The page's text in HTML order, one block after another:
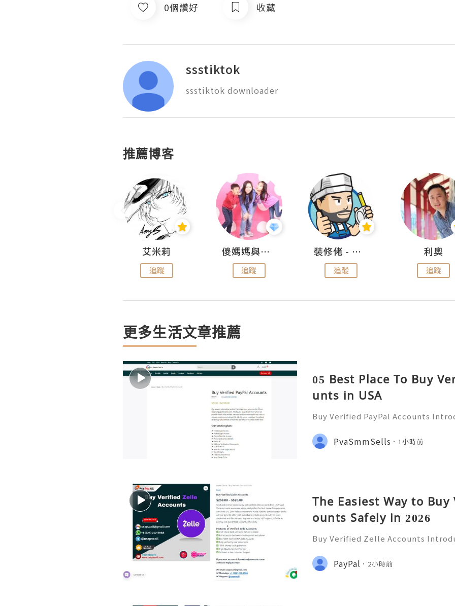
0個讚好 收藏
ssstiktok
ssstiktok downloader
推薦博客
艾米莉
追蹤
儍媽媽與兩隻小魔怪之家
追蹤
裝修佬 - 香港一站式網上裝修平台
追蹤
利奧
追蹤
更多生活文章推薦
05 Best Place To Buy
unts in USA
Buy Verified PayPal Accounts
g convenience and security for
u're shopping, selling,
PvaSmmSells 1小時前
The Easiest Way to
ounts Safely in 2026
Buy Verified Zelle Accounts
ways to transfer money has
a popular payment ser
PayPal 2小時前